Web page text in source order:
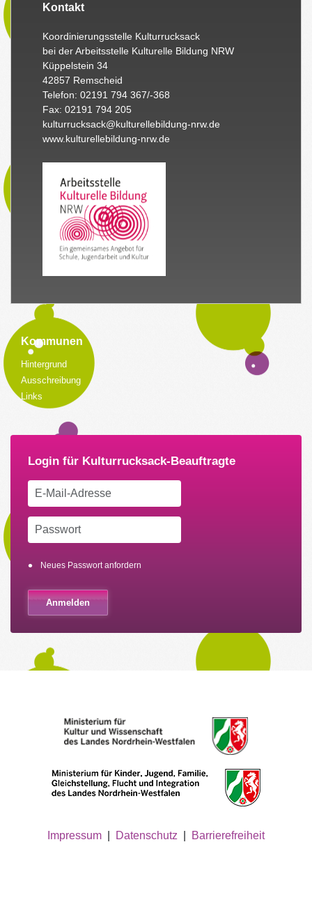
Kontakt
Koordinierungsstelle Kulturrucksack
bei der Arbeitsstelle Kulturelle Bildung NRW
Küppelstein 34
42857 Remscheid
Telefon: 02191 794 367/-368
Fax: 02191 794 205
kulturrucksack@kulturellebildung-nrw.de
www.kulturellebildung-nrw.de
Kommunen
Hintergrund
Ausschreibung
Links
Neues Passwort anfordern
Impressum Datenschutz Barrierefreiheit